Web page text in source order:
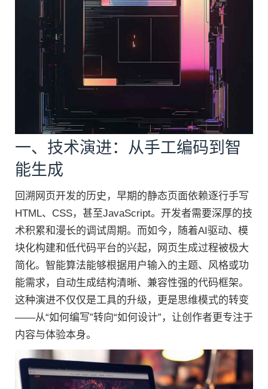
一、技术演进：从手工编码到智
能生成
回溯网页开发的历史，早期的静态页面依赖逐行手写
HTML、CSS，甚至JavaScript。开发者需要深厚的技
术积累和漫长的调试周期。而如今，随着AI驱动、模
块化构建和低代码平台的兴起，网页生成过程被极大
简化。智能算法能够根据用户输入的主题、风格或功
能需求，自动生成结构清晰、兼容性强的代码框架。
这种演进不仅仅是工具的升级，更是思维模式的转变
——从“如何编写”转向“如何设计”，让创作者更专注于
内容与体验本身。